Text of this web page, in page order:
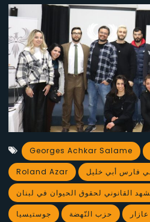
Georges Achkar Salame
Roland Azar فارس أبي خليل
القانوني لحقوق الحيوان في لبنان
جوستيسيا حزب النّهضة